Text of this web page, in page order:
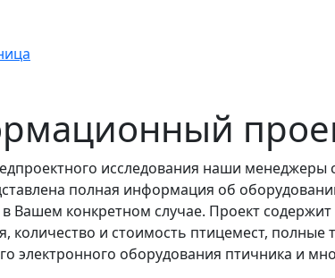
исследования наши
полная информация об
Вашем конкретном случае. Проект содержит
количество и стоимость птицемест, полные
электронного оборудования птичника и